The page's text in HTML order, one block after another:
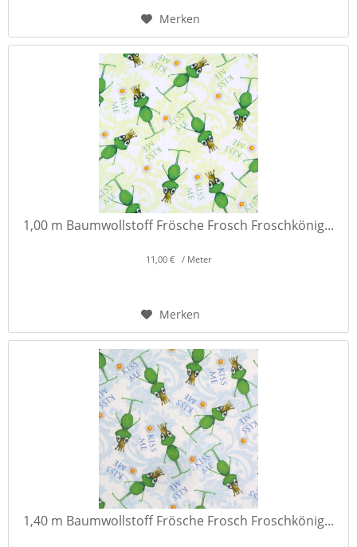
Merken
1,00 m Baumwollstoff Frösche Frosch Froschkönig...
11,00 € / Meter
Merken
1,40 m Baumwollstoff Frösche Frosch Froschkönig...